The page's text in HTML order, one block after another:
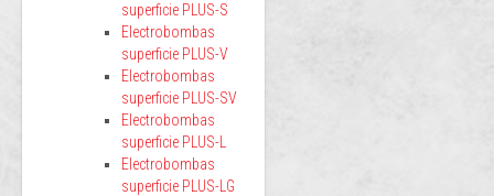
superficie PLUS-S
Electrobombas
superficie PLUS-V
Electrobombas
superficie PLUS-SV
Electrobombas
superficie PLUS-L
Electrobombas
superficie PLUS-LG